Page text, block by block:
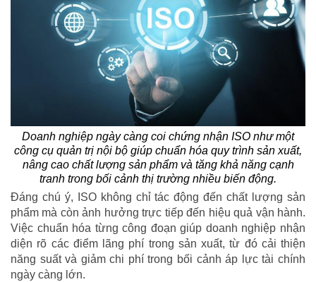
Doanh nghiệp ngày càng coi chứng nhận ISO như một
công cụ quản trị nội bộ giúp chuẩn hóa quy trình sản xuất,
nâng cao chất lượng sản phẩm và tăng khả năng cạnh
tranh trong bối cảnh thị trường nhiều biến động.
Đáng chú ý, ISO không chỉ tác động đến chất lượng sản
phẩm mà còn ảnh hưởng trực tiếp đến hiệu quả vận hành.
Việc chuẩn hóa từng công đoạn giúp doanh nghiệp nhận
diện rõ các điểm lãng phí trong sản xuất, từ đó cải thiện
năng suất và giảm chi phí trong bối cảnh áp lực tài chính
ngày càng lớn.